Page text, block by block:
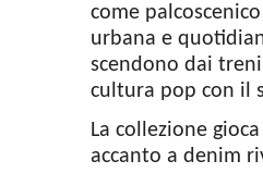
come
urbana e
scendono dai
cultura pop con il
La collezione
accanto a denim